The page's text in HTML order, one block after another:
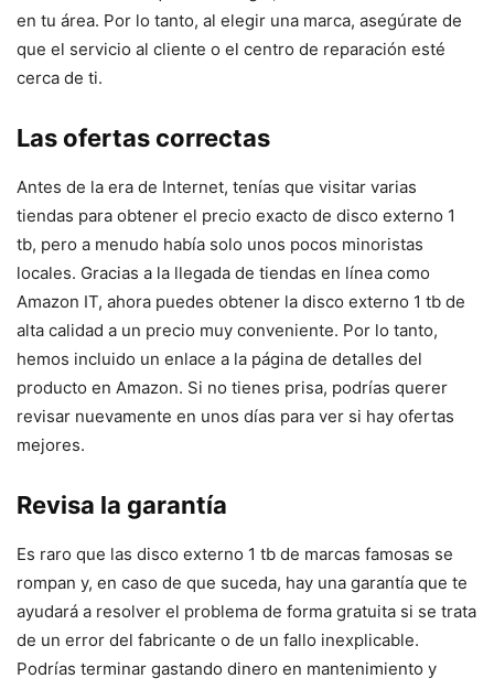
en tu área. Por lo tanto, al elegir una marca, asegúrate de
que el servicio al cliente o el centro de reparación esté
cerca de ti.
Las ofertas correctas
Antes de la era de Internet, tenías que visitar varias
tiendas para obtener el precio exacto de disco externo 1
tb, pero a menudo había solo unos pocos minoristas
locales. Gracias a la llegada de tiendas en línea como
Amazon IT, ahora puedes obtener la disco externo 1 tb de
alta calidad a un precio muy conveniente. Por lo tanto,
hemos incluido un enlace a la página de detalles del
producto en Amazon. Si no tienes prisa, podrías querer
revisar nuevamente en unos días para ver si hay ofertas
mejores.
Revisa la garantía
Es raro que las disco externo 1 tb de marcas famosas se
rompan y, en caso de que suceda, hay una garantía que te
ayudará a resolver el problema de forma gratuita si se trata
de un error del fabricante o de un fallo inexplicable.
Podrías terminar gastando dinero en mantenimiento y